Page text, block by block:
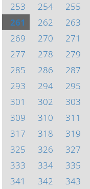
253
254 255
261
262 263
269
270 271
277
278 279
285
286 287
293
294 295
301
302 303
309
310 311
317
318 319
325
326 327
333
334 335
341
342 343